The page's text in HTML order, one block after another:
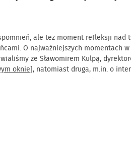
ale też moment refleksji
O najważniejszych
ze Sławomirem Kulpą,
oknie] , natomiast druga, m.in. o